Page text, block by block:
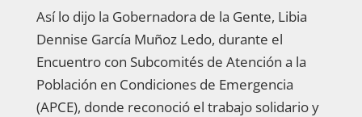
Así lo dijo la Gobernadora de la Gente, Libia
Dennise García Muñoz Ledo, durante el
Encuentro con Subcomités de Atención a la
Población en Condiciones de Emergencia
(APCE), donde reconoció el trabajo solidario y